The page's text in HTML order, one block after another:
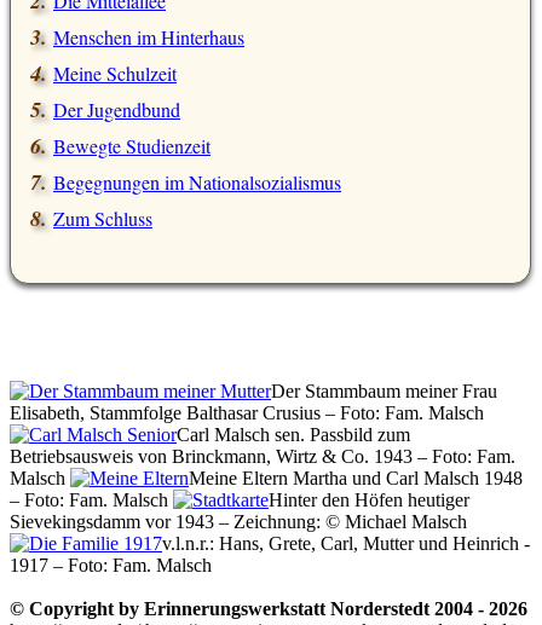
Menschen im Hinterhaus
Meine Schulzeit
Der Jugendbund
Bewegte Studienzeit
Begegnungen im Nationalsozialismus
Zum Schluss
Der Stammbaum meiner Frau
Elisabeth, Stammfolge Balthasar Crusius – Foto: Fam. Malsch
Carl Malsch sen. Passbild zum
Betriebsausweis von Brinckmann, Wirtz & Co. 1943 – Foto: Fam.
Malsch
Meine Eltern Martha und Carl Malsch 1948
– Foto: Fam. Malsch
Hinter den Höfen heutiger
Sievekingsdamm vor 1943 – Zeichnung: © Michael Malsch
v.l.n.r.: Hans, Grete, Carl, Mutter und Heinrich -
1917 – Foto: Fam. Malsch
© Copyright by Erinnerungswerkstatt Norderstedt 2004 - 2026